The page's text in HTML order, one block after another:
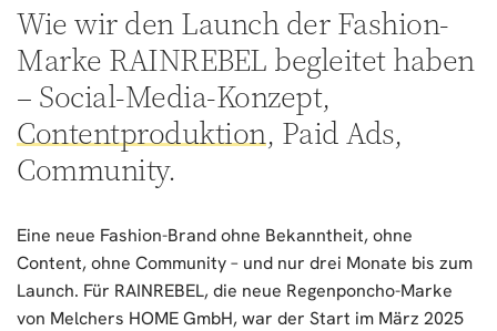
Wie wir den Launch der Fashion-
Marke RAINREBEL begleitet haben
– Social-Media-Konzept,
Contentproduktion, Paid Ads,
Community.
Eine neue Fashion-Brand ohne Bekanntheit, ohne
Content, ohne Community – und nur drei Monate bis zum
Launch. Für RAINREBEL, die neue Regenponcho-Marke
von Melchers HOME GmbH, war der Start im März 2025